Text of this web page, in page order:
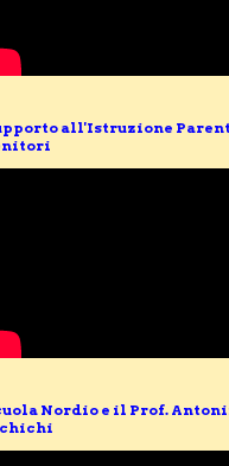
all'Istruzione
Nordio e il Prof.